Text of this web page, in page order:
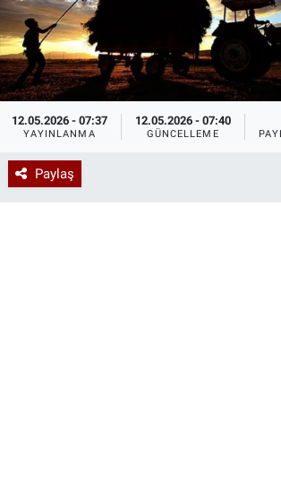
12.05.2026 - 07:37
YAYINLANMA
12.05.2026 - 07:40
GÜNCELLEME
Paylaş